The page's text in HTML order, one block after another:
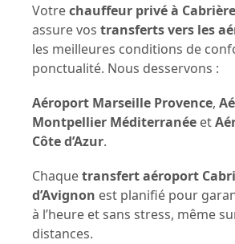
Votrechauffeur privé à
assure vos transferts vers les
les meilleures conditions de
ponctualité. Nous desservons :
Aéroport Marseille Provence,
Montpellier Méditerranée et
Côte d’Azur.
Chaquetransfert aéroport
d’Avignon est planifié pour
à l’heure et sans stress, même
distances.